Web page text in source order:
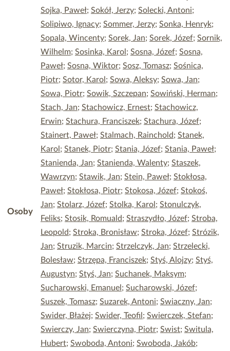
Osoby
Sojka, Paweł; Sokół, Jerzy; Solecki, Antoni;
Solipiwo, Ignacy; Sommer, Jerzy; Sonka, Henryk;
Sopala, Wincenty; Sorek, Jan; Sorek, Józef; Sornik,
Wilhelm; Sosinka, Karol ; Sosna, Józef; Sosna,
Paweł; Sosna, Wiktor; Sosz, Tomasz; Sośnica,
Piotr; Sotor, Karol ; Sowa, Aleksy; Sowa, Jan;
Sowa, Piotr; Sowik, Szczepan; Sowiński, Herman;
Stach, Jan; Stachowicz, Ernest; Stachowicz,
Erwin; Stachura, Franciszek; Stachura, Józef;
Stainert, Paweł; Stalmach, Rainchold; Stanek,
Karol ; Stanek, Piotr; Stania, Józef; Stania, Paweł;
Stanienda, Jan; Stanienda, Walenty; Staszek,
Wawrzyn; Stawik, Jan; Stein, Paweł; Stokłosa,
Paweł; Stokłosa, Piotr; Stokosa, Józef; Stokoś,
Jan; Stolarz, Józef; Stolka, Karol ; Stonulczyk,
Feliks; Stosik, Romuald; Straszydło, Józef; Stroba,
Leopold; Stroka, Bronisław; Stroka, Józef; Strózik,
Jan; Struzik, Marcin; Strzelczyk, Jan; Strzelecki,
Bolesław; Strzępa, Franciszek; Styś, Alojzy; Styś,
Augustyn; Styś, Jan; Suchanek, Maksym;
Sucharowski, Emanuel ; Sucharowski, Józef;
Suszek, Tomasz; Suzarek, Antoni; Swiaczny, Jan;
Swider, Błażej; Swider, Teofil ; Swierczek, Stefan;
Swierczy, Jan; Swierczyna, Piotr; Swist; Switula,
Hubert; Swoboda, Antoni; Swoboda, Jakób;